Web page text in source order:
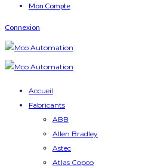
Mon Compte
Connexion
Accueil
Fabricants
ABB
Allen Bradley
Astec
Atlas Copco